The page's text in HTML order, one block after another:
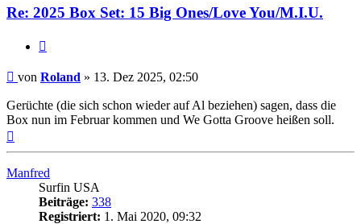
Re: 2025 Box Set: 15 Big Ones/Love You/M.I.U.
Beitrag
von Roland » 13. Dez 2025, 02:50
Gerüchte (die sich schon wieder auf Al beziehen) sagen, dass die
Box nun im Februar kommen und We Gotta Groove heißen soll.
Manfred
Surfin USA
Beiträge: 338
Registriert: 1. Mai 2020, 09:32